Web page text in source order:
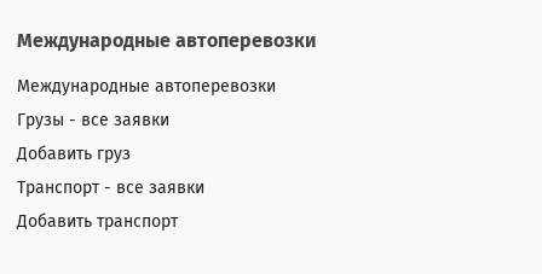
Международные автоперевозки
Международные автоперевозки
Грузы - все заявки
Добавить груз
Транспорт - все заявки
Добавить транспорт